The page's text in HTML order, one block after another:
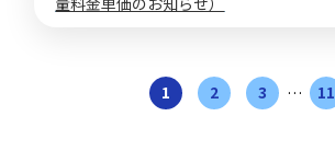
1 2 3 … 11